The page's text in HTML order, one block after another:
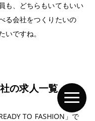
も、どちらもいてもいい
る会社をつくりたいの
ですね。
の求人一覧
TO FASHION」で